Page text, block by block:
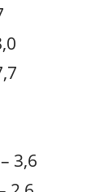
3,6